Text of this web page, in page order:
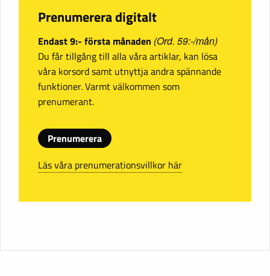
Prenumerera digitalt
Endast 9:- första månaden (Ord. 59:-/mån)
Du får tillgång till alla våra artiklar, kan lösa
våra korsord samt utnyttja andra spännande
funktioner. Varmt välkommen som
prenumerant.
Prenumerera
Läs våra prenumerationsvillkor här